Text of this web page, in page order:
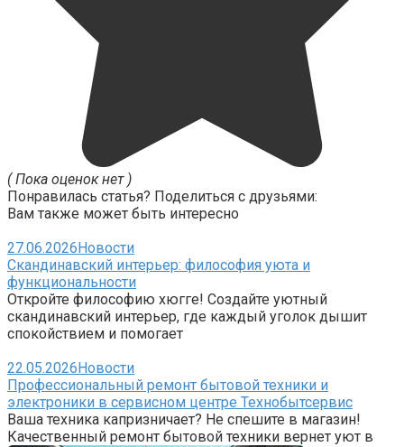
( Пока оценок нет )
Понравилась статья? Поделиться с друзьями:
Вам также может быть интересно
27.06.2026Новости
Скандинавский интерьер: философия уюта и
функциональности
Откройте философию хюгге! Создайте уютный
скандинавский интерьер, где каждый уголок дышит
спокойствием и помогает
22.05.2026Новости
Профессиональный ремонт бытовой техники и
электроники в сервисном центре Технобытсервис
Ваша техника капризничает? Не спешите в магазин!
Качественный ремонт бытовой техники вернет уют в